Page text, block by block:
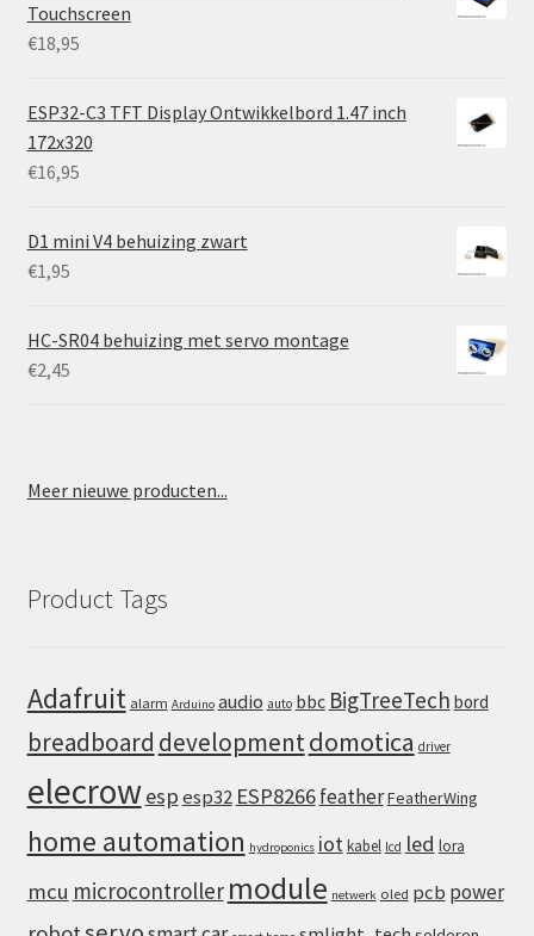
Touchscreen
€18,95
ESP32-C3 TFT Display Ontwikkelbord 1.47 inch
172x320
€16,95
D1 mini V4 behuizing zwart
€1,95
HC-SR04 behuizing met servo montage
€2,45
Meer nieuwe producten...
Product Tags
Adafruit alarm Arduino audio auto bbc BigTreeTech bord
breadboard developmentdomotica driver
elecrowespesp32 ESP8266featherFeatherWing
home automation hydroponics iot kabel lcd led lora
mcu microcontroller module netwerk oled pcb power